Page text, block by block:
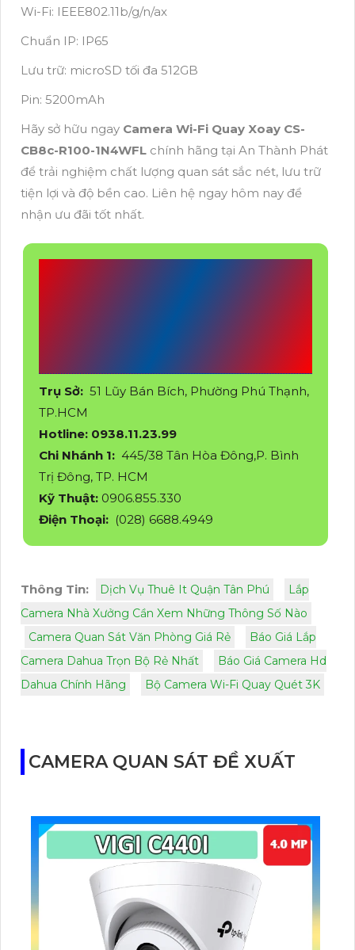
Wi-Fi: IEEE802.11b/g/n/ax
Chuẩn IP: IP65
Lưu trữ: microSD tối đa 512GB
Pin: 5200mAh
Hãy sở hữu ngay Camera Wi-Fi Quay Xoay CS-
CB8c-R100-1N4WFL chính hãng tại An Thành Phát
để trải nghiệm chất lượng quan sát sắc nét, lưu trữ
tiện lợi và độ bền cao. Liên hệ ngay hôm nay để
nhận ưu đãi tốt nhất.
Trụ Sở: 51 Lũy Bán Bích, Phường Phú Thạnh,
TP.HCM
Hotline: 0938.11.23.99
Chi Nhánh 1: 445/38 Tân Hòa Đông,P. Bình
Trị Đông, TP. HCM
Kỹ Thuật: 0906.855.330
Điện Thoại: (028) 6688.4949
Thông Tin: Dịch Vụ Thuê It Quận Tân Phú
Lắp
Camera Nhà Xưởng Cần Xem Những Thông Số Nào
Camera Quan Sát Văn Phòng Giá Rẻ
Báo Giá Lắp
Camera Dahua Trọn Bộ Rẻ Nhất
Báo Giá Camera Hd
Dahua Chính Hãng
Bộ Camera Wi-Fi Quay Quét 3K
CAMERA QUAN SÁT ĐỀ XUẤT